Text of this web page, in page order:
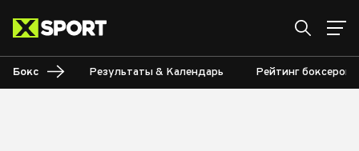
Бокс Результаты & Календарь Рейтинг боксеров